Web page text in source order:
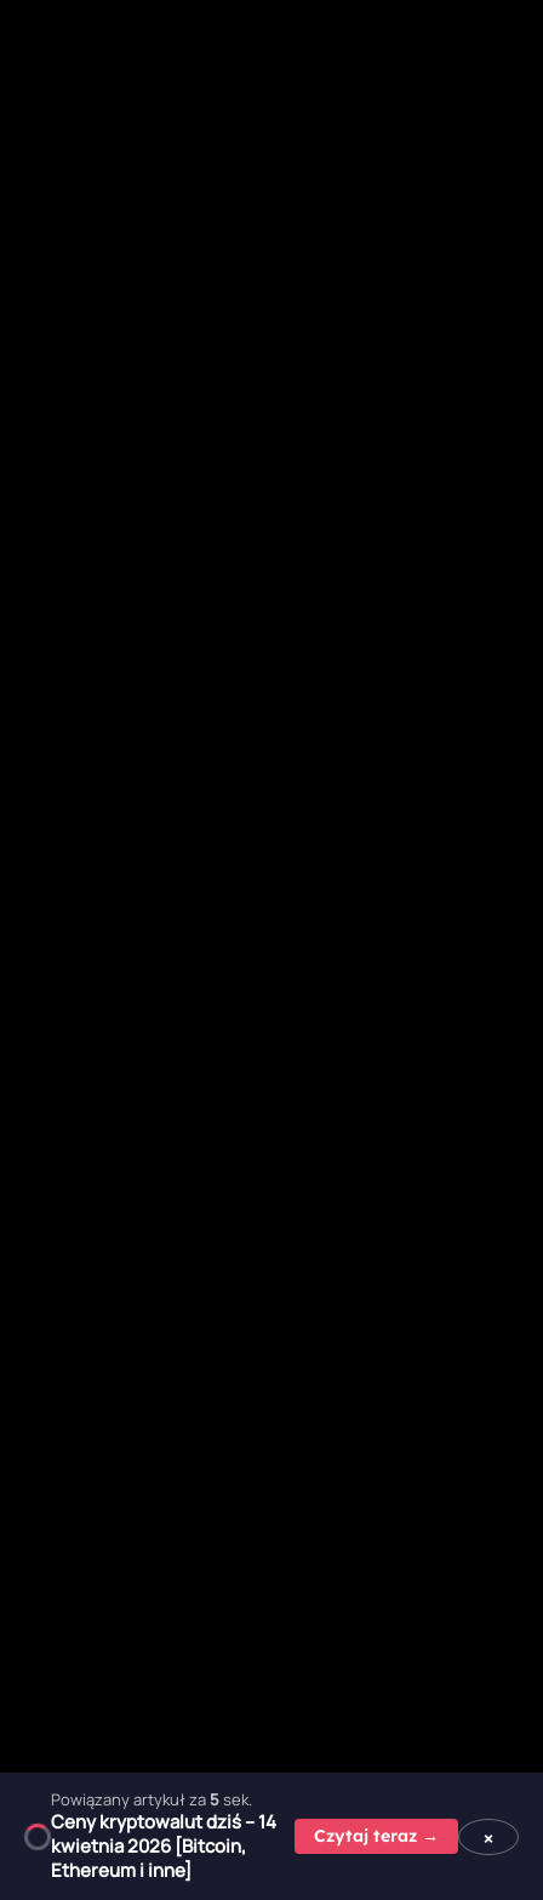
Powiązany artykuł za3sek.
Ceny kryptowalut dziś – 14
kwietnia 2026 [Bitcoin,
Ethereum i inne]
Czytaj teraz → ×